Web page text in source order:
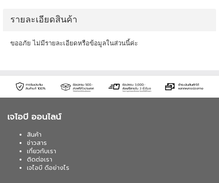
รายละเอียดสินค้า
ขออภัย ไม่มีรายละเอียดหรือข้อมูลในส่วนนี้ค่ะ
เจไอบี ออนไลน์
สินค้า
ข่าวสาร
เกี่ยวกับเรา
ติดต่อเรา
เจไอบี ดีอย่างไร